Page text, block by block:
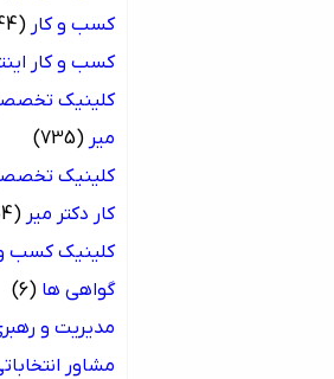
کسب و کار (1,444)
کسب و کار
کلینیک
میر (735)
کلینیک
کار دکتر میر (104)
کلینیک کسب و
گواهی ها (6)
مدیریت و
مشاور